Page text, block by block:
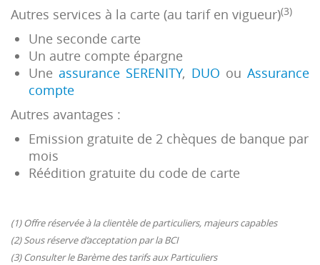
Autres services à la carte (au tarif en vigueur)(3)
Une seconde carte
Un autre compte épargne
Uneassurance SERENITY, DUO ouAssurance
compte
Autres avantages :
Emission gratuite de 2 chèques de banque par
mois
Réédition gratuite du code de carte
(1) Offre réservée à la clientèle de particuliers, majeurs capables
(2) Sous réserve d’acceptation par la BCI
(3) Consulter le Barème des tarifs aux Particuliers